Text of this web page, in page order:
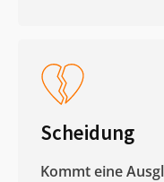
Scheidung
Kommt eine